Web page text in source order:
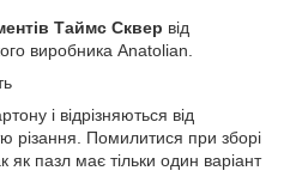
Таймс Сквер від
виробника Anatolian.
і відрізняються від
різання. Помилитися при зборі
пазл має тільки один варіант